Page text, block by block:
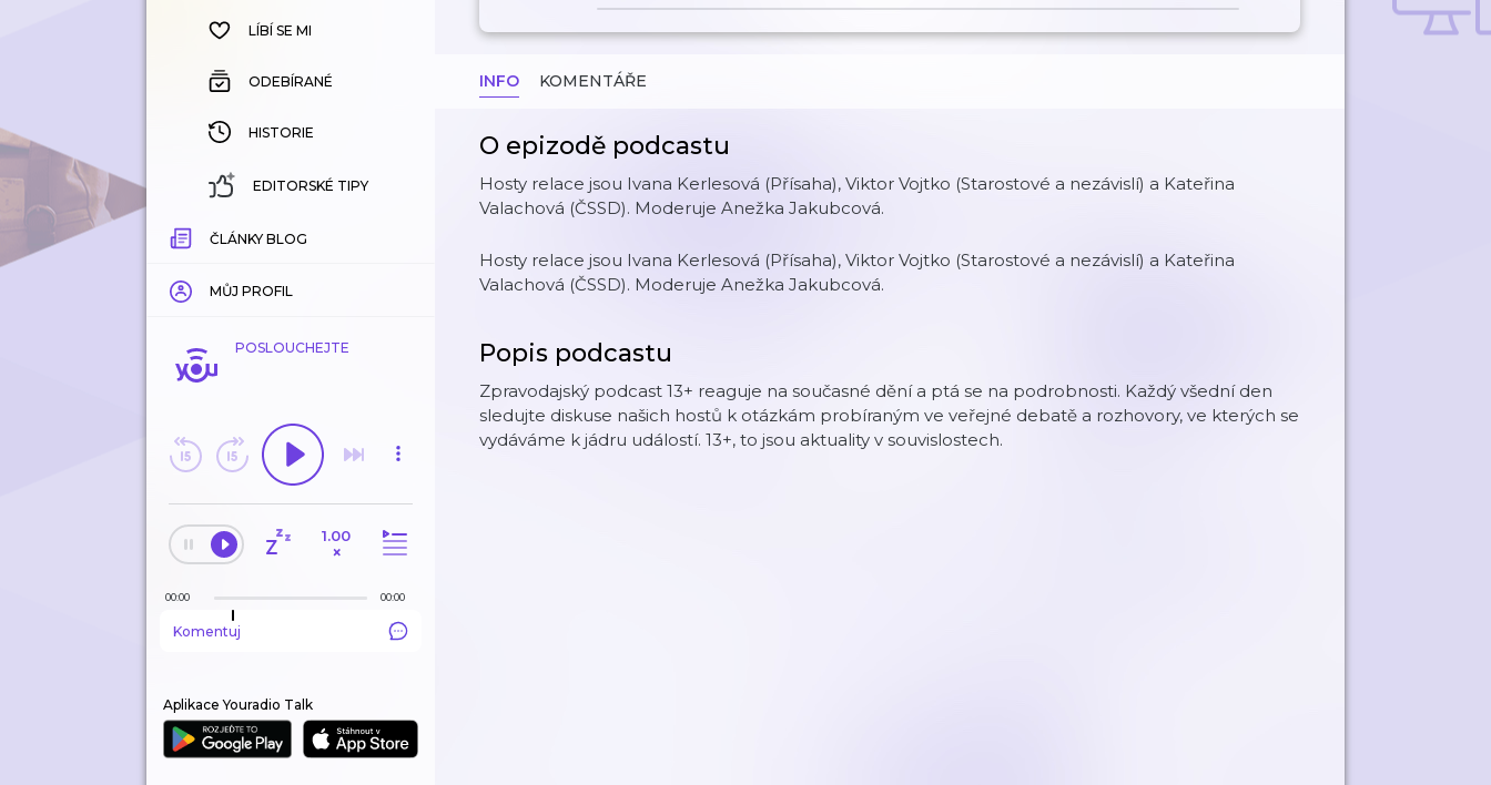
HISTORIE
LÍBÍ SE MI
ODEBÍRANÉ
HISTORIE
EDITORSKÉ TIPY
ČLÁNKY BLOG
MŮJ PROFIL
POSLOUCHEJTE
1.00
×
00:00 00:00
Komentuj
Aplikace Youradio Talk
INFO KOMENTÁŘE
O epizodě podcastu
Hosty relace jsou Ivana Kerlesová (Přísaha), Viktor Vojtko (Starostové a nezávislí) a Kateřina
Valachová (ČSSD). Moderuje Anežka Jakubcová.
Hosty relace jsou Ivana Kerlesová (Přísaha), Viktor Vojtko (Starostové a nezávislí) a Kateřina
Valachová (ČSSD). Moderuje Anežka Jakubcová.
Popis podcastu
Zpravodajský podcast 13+ reaguje na současné dění a ptá se na podrobnosti. Každý všední den
sledujte diskuse našich hostů k otázkám probíraným ve veřejné debatě a rozhovory, ve kterých se
vydáváme k jádru událostí. 13+, to jsou aktuality v souvislostech.